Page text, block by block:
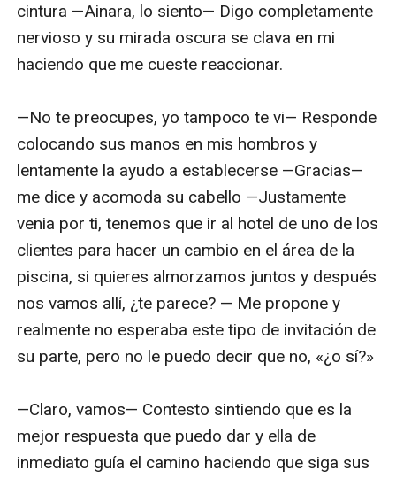
cintura —Ainara, lo siento— Digo completamente
nervioso y su mirada oscura se clava en mi
haciendo que me cueste reaccionar.
—No te preocupes, yo tampoco te vi— Responde
colocando sus manos en mis hombros y
lentamente la ayudo a establecerse —Gracias—
me dice y acomoda su cabello —Justamente
venia por ti, tenemos que ir al hotel de uno de los
clientes para hacer un cambio en el área de la
piscina, si quieres almorzamos juntos y después
nos vamos allí, ¿te parece? — Me propone y
realmente no esperaba este tipo de invitación de
su parte, pero no le puedo decir que no, «¿o sí?»
—Claro, vamos— Contesto sintiendo que es la
mejor respuesta que puedo dar y ella de
inmediato guía el camino haciendo que siga sus